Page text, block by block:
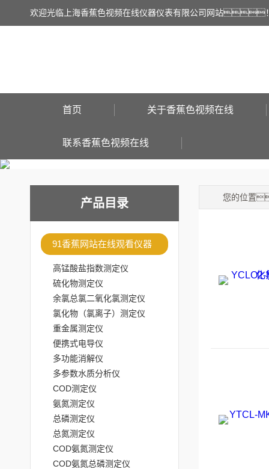
欢迎光临上海香蕉色视频在线仪器仪表有限公司网站
首页 关于香蕉色视频在线
联系香蕉色视频在线
产品目录
91香蕉网站在线观看仪器
高锰酸盐指数测定仪
硫化物测定仪
余氯总氯二氧化氯测定仪
氯化物（氯离子）测定仪
重金属测定仪
便携式电导仪
多功能消解仪
多参数水质分析仪
COD测定仪
氨氮测定仪
总磷测定仪
总氮测定仪
COD氨氮测定仪
COD氨氮总磷测定仪
您的位置